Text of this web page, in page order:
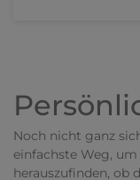
Noch nicht ganz
einfachste Weg,
herauszufinden, ob